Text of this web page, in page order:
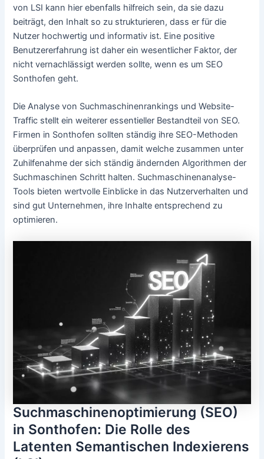
von LSI kann hier ebenfalls hilfreich sein, da sie dazu
beiträgt, den Inhalt so zu strukturieren, dass er für die
Nutzer hochwertig und informativ ist. Eine positive
Benutzererfahrung ist daher ein wesentlicher Faktor, der
nicht vernachlässigt werden sollte, wenn es um SEO
Sonthofen geht.
Die Analyse von Suchmaschinenrankings und Website-
Traffic stellt ein weiterer essentieller Bestandteil von SEO.
Firmen in Sonthofen sollten ständig ihre SEO-Methoden
überprüfen und anpassen, damit welche zusammen unter
Zuhilfenahme der sich ständig ändernden Algorithmen der
Suchmaschinen Schritt halten. Suchmaschinenanalyse-
Tools bieten wertvolle Einblicke in das Nutzerverhalten und
sind gut Unternehmen, ihre Inhalte entsprechend zu
optimieren.
Suchmaschinenoptimierung (SEO)
in Sonthofen: Die Rolle des
Latenten Semantischen Indexierens